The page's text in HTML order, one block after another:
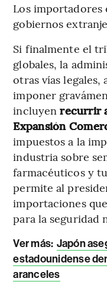
Los importadores
gobiernos
Si finalmente el
globales, la
otras vías legales,
imponer
incluyenrecurrir
Expansión
impuestos a la
industria sobre
farmacéuticos y
permite al
importaciones
para la seguridad
Ver más: Japón
estadounidense
aranceles